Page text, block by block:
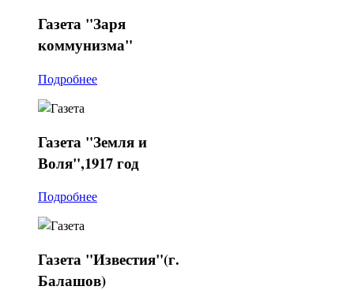
Газета "Заря
коммунизма"
Подробнее
Газета "Земля и
Воля",1917 год
Подробнее
Газета "Известия"(г.
Балашов)